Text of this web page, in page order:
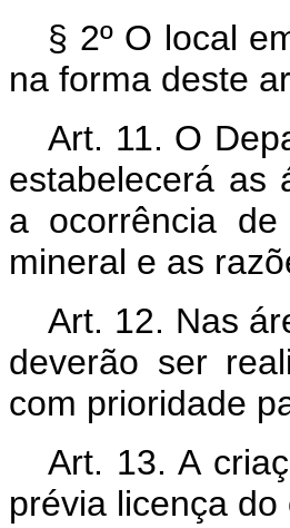
§ 2º O local
na forma deste
Art. 11. O
estabelecerá as
a ocorrência
mineral e as
Art. 12. Nas
deverão ser
com prioridade
Art. 13. A
prévia licença